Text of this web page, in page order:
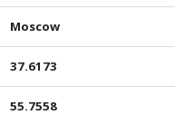
Moscow
37.6173
55.7558